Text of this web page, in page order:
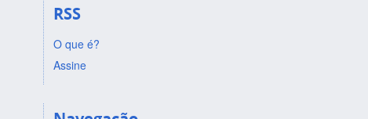
RSS
O que é?
Assine